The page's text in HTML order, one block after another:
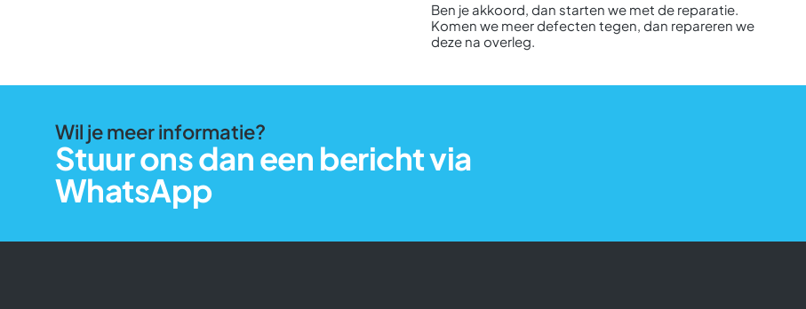
Ben je akkoord, dan starten we met de reparatie.
Komen we meer defecten tegen, dan repareren we
deze na overleg.
Wil je meer informatie?
Stuur ons dan een bericht via
WhatsApp